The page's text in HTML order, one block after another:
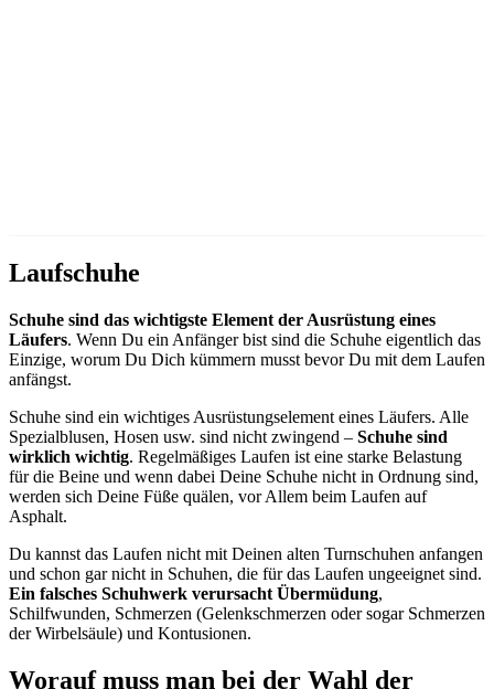
Laufschuhe
Schuhe sind das wichtigste Element der Ausrüstung eines
Läufers. Wenn Du ein Anfänger bist sind die Schuhe eigentlich das
Einzige, worum Du Dich kümmern musst bevor Du mit dem Laufen
anfängst.
Schuhe sind ein wichtiges Ausrüstungselement eines Läufers. Alle
Spezialblusen, Hosen usw. sind nicht zwingend – Schuhe sind
wirklich wichtig. Regelmäßiges Laufen ist eine starke Belastung
für die Beine und wenn dabei Deine Schuhe nicht in Ordnung sind,
werden sich Deine Füße quälen, vor Allem beim Laufen auf
Asphalt.
Du kannst das Laufen nicht mit Deinen alten Turnschuhen anfangen
und schon gar nicht in Schuhen, die für das Laufen ungeeignet sind.
Ein falsches Schuhwerk verursacht Übermüdung,
Schilfwunden, Schmerzen (Gelenkschmerzen oder sogar Schmerzen
der Wirbelsäule) und Kontusionen.
Worauf muss man bei der Wahl der